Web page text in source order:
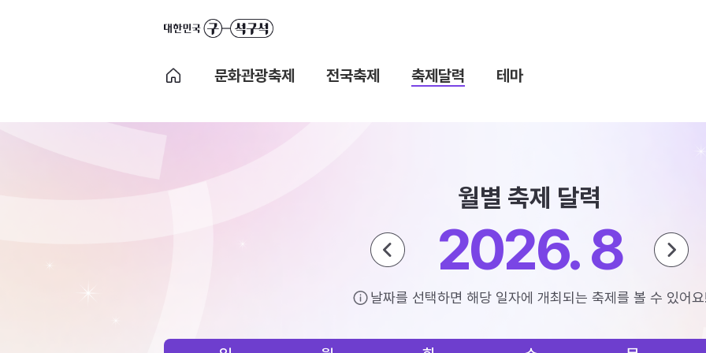
문화관광축제 전국축제 축제달력 테마
월별 축제 달력
2026. 8
날짜를 선택하면 해당 일자에 개최되는 축제를 볼 수 있어